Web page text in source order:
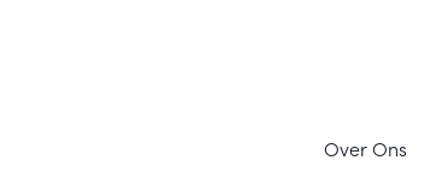
Over Ons